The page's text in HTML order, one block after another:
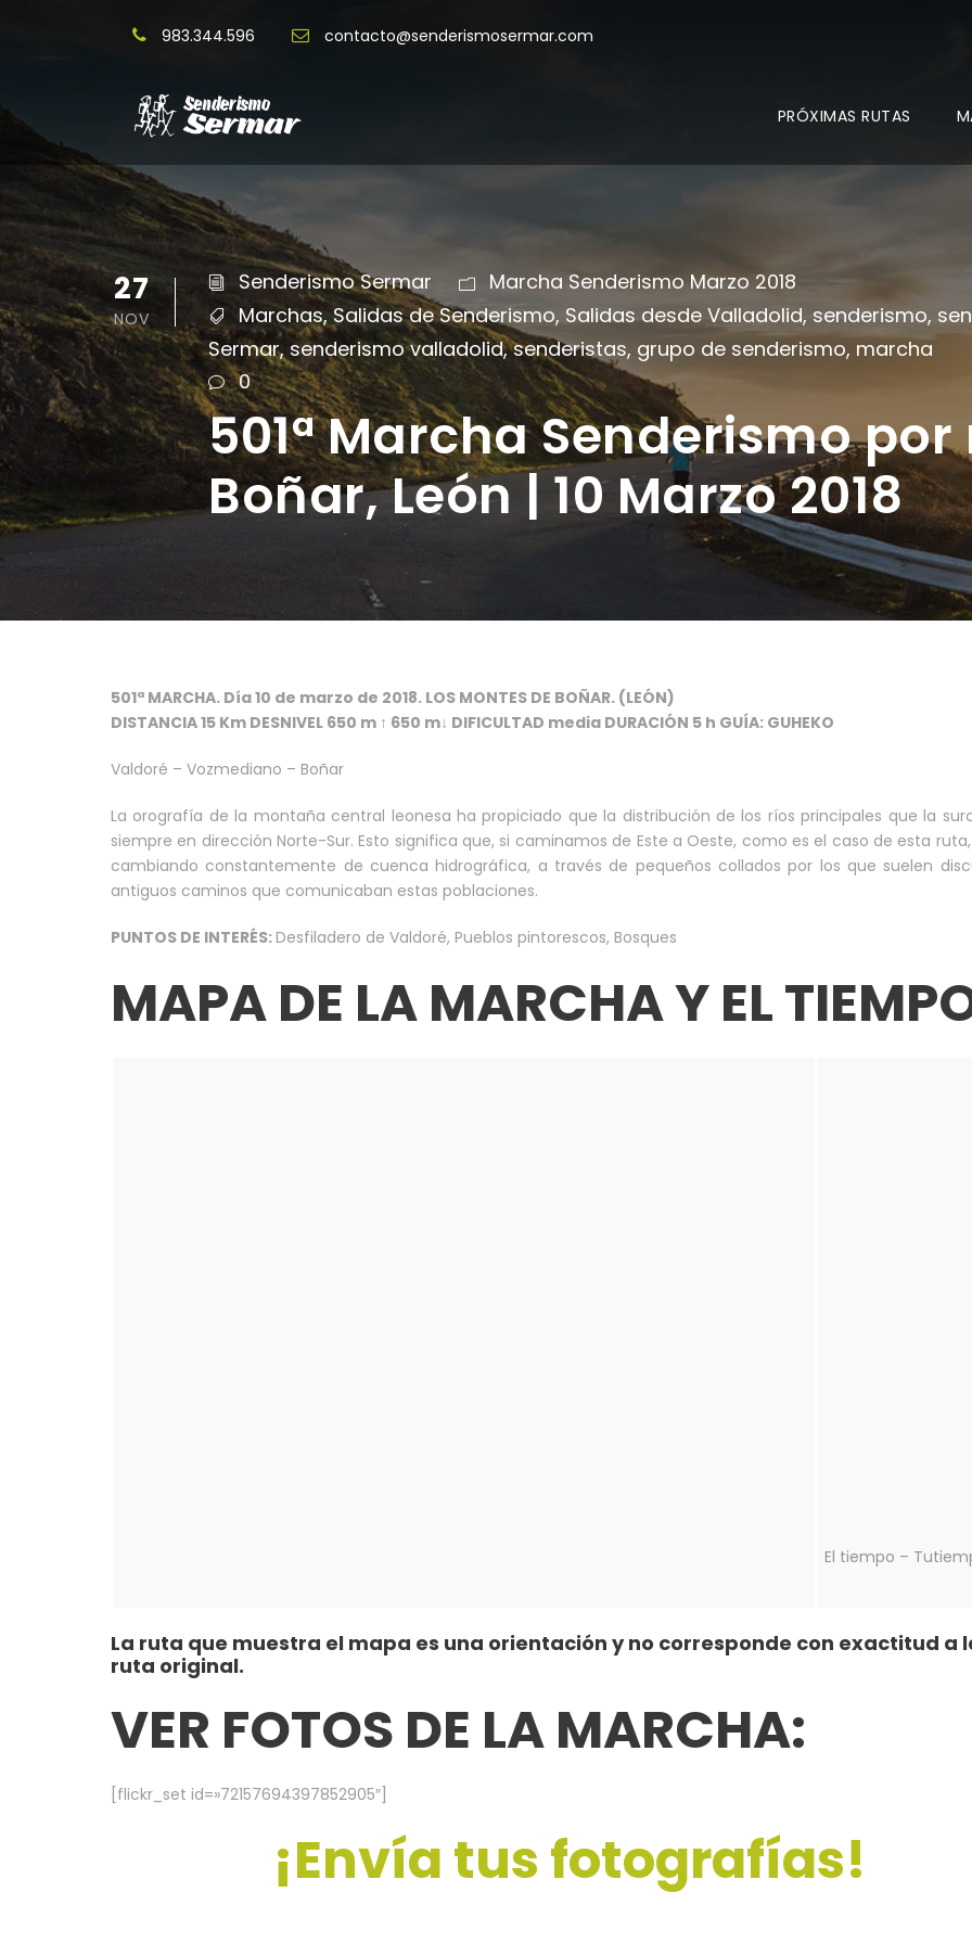
983.344.596 contacto@senderismosermar.com
PRÓXIMAS RUTAS
27
NOV
Senderismo Sermar
Marcha Senderismo Marzo 2018
Marchas, Salidas de Senderismo, Salidas desde Valladolid, senderismo,
Sermar, senderismo valladolid, senderistas, grupo de senderismo, marcha
0
501ª Marcha Senderismo
Boñar, León | 10 Marzo 2018
501ª MARCHA. Día 10 de marzo de 2018. LOS MONTES DE BOÑAR. (LEÓN)
DISTANCIA 15 Km DESNIVEL 650 m ↑ 650 m↓ DIFICULTAD media DURACIÓN 5 h GUÍA: GUHEKO
Valdoré – Vozmediano – Boñar
La orografía de la montaña central leonesa ha propiciado que la distribución de los ríos principales que la
siempre en dirección Norte-Sur. Esto significa que, si caminamos de Este a Oeste, como es el caso de esta
cambiando constantemente de cuenca hidrográfica, a través de pequeños collados por los que suelen
antiguos caminos que comunicaban estas poblaciones.
PUNTOS DE INTERÉS:Desfiladero de Valdoré, Pueblos pintorescos, Bosques
MAPA DE LA MARCHA Y EL
El tiempo –
La ruta que muestra el mapa es una orientación y no corresponde con exactitud a
ruta original.
VER FOTOS DE LA MARCHA:
[flickr_set id=»72157694397852905″]
¡Envía tus fotografías!